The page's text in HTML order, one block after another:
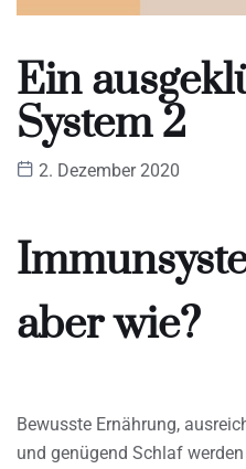
Ein
System 2
2. Dezember 2020
aber wie?
Bewusste Ernährung,
und genügend Schlaf